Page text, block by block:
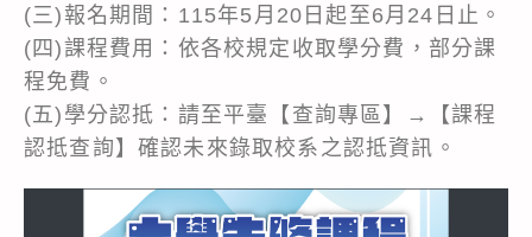
(三)報名期間：115年5月20日起至6月24日止。
(四)課程費用：依各校規定收取學分費，部分課
程免費。
(五)學分認抵：請至平臺【查詢專區】→【課程
認抵查詢】確認未來錄取校系之認抵資訊。